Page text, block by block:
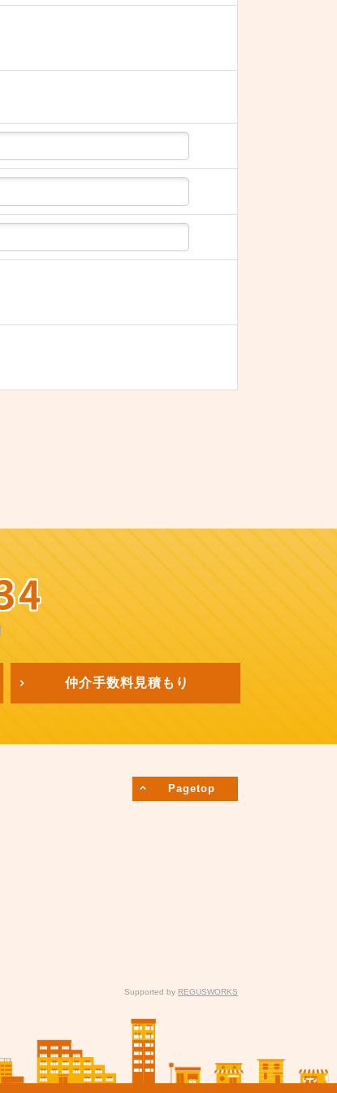
仲介手数料見積もり
Pagetop
Supported by REGUSWORKS